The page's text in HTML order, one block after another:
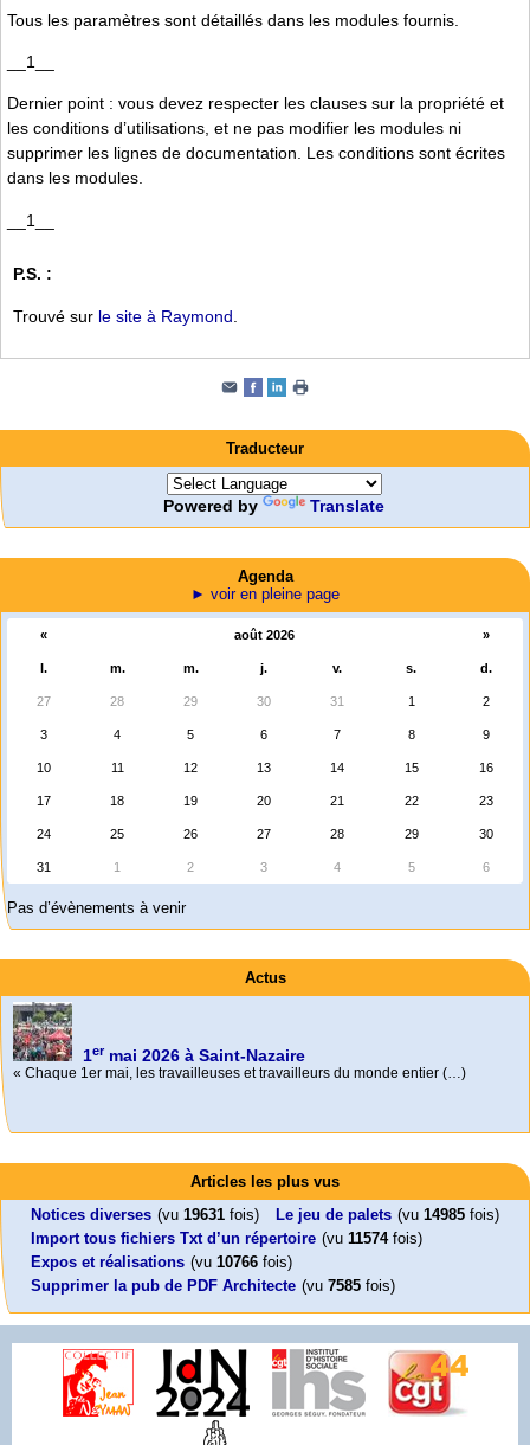
Tous les paramètres sont détaillés dans les modules fournis.
__1__
Dernier point : vous devez respecter les clauses sur la propriété et
les conditions d’utilisations, et ne pas modifier les modules ni
supprimer les lignes de documentation. Les conditions sont écrites
dans les modules.
__1__
P.S. :
Trouvé sur le site à Raymond
Traducteur
Powered by Translate
Agenda
► voir en pleine page
« août 2026 »
l. m. m. j. v. s. d.
27 28 29 30 31 1 2
3 4 5 6 7 8 9
10 11 12 13 14 15 16
17 18 19 20 21 22 23
24 25 26 27 28 29 30
31 1 2 3 4 5 6
Pas d’évènements à venir
Actus
« Chaque 1er mai, les travailleuses et travailleurs du monde entier (…)
Leonard Peltier libre !
Leonard Peltier, un Amérindien condamné deux fois à la prison à vie pour
un (…)
En Pays-de-la-Loire le couperet est tombé !
« La présidente Horizons de la région Pays de la Loire veut faire voter ce (…)
Mon CV... Cette perle indique une nouveauté, ou le dernier travail (…)
Articles les plus vus
Notices diverses (vu 19631 fois) Le jeu de palets (vu 14985 fois)
Import tous fichiers Txt d’un répertoire (vu 11574fois)
Expos et réalisations (vu 10766 fois)
Supprimer la pub de PDF Architecte (vu 7585 fois)